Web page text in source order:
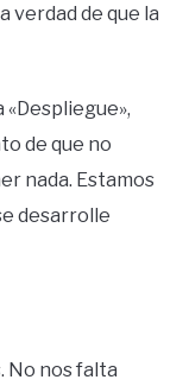
verdad de que la
de que no
nada. Estamos
desarrolle
No nos falta